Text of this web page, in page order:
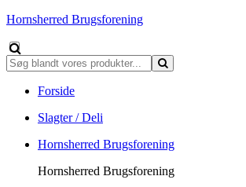
Hornsherred Brugsforening
Forside
Slagter / Deli
Hornsherred Brugsforening
Hornsherred Brugsforening